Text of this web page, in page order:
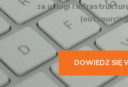
za usługi i
DOWIEDZ SIĘ